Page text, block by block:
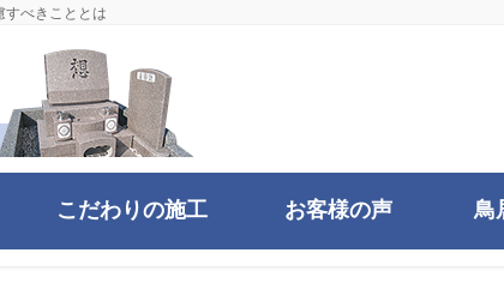
すべきこととは
こだわりの施工 お客様の声 鳥